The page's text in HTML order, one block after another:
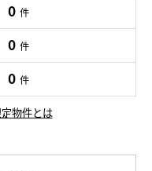
0 件
0 件
0 件
物件とは